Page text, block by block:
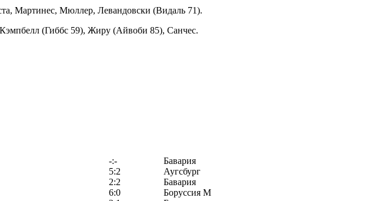
Мартинес, Мюллер, Левандовски (Видаль 71).
(Гиббс 59), Жиру (Айвоби 85), Санчес.
-:-
Бавария
5:2
Аугсбург
2:2
Бавария
6:0
Боруссия М